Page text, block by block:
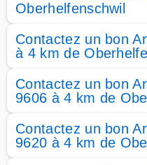
Oberhelfenschwil
Contactez un bon
à 4 km de
Contactez un bon
9606 à 4 km de
Contactez un bon
9620 à 4 km de